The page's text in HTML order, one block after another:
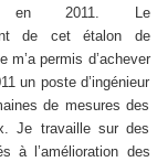
en 2011. Le
de cet étalon de
m’a permis d’achever
un poste d’ingénieur
de mesures des
Je travaille sur des
à l’amélioration des